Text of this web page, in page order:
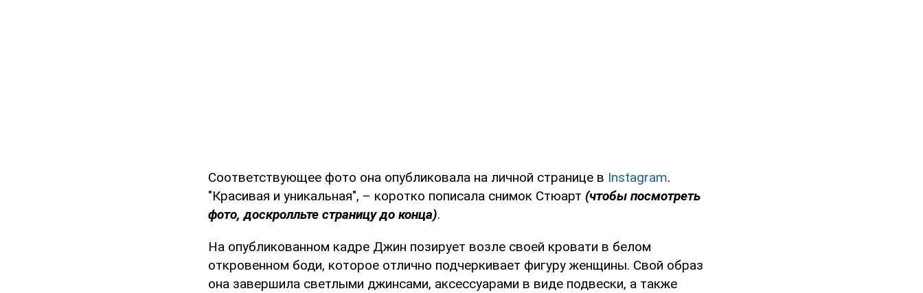
Соответствующее фото она опубликовала на личной странице в Instagram.
"Красивая и уникальная", – коротко пописала снимок Стюарт (чтобы посмотреть
фото, доскролльте страницу до конца).
На опубликованном кадре Джин позирует возле своей кровати в белом
откровенном боди, которое отлично подчеркивает фигуру женщины. Свой образ
она завершила светлыми джинсами, аксессуарами в виде подвески, а также